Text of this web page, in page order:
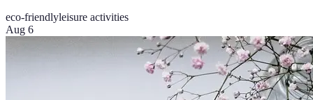
eco-friendlyleisure activities
Aug 6